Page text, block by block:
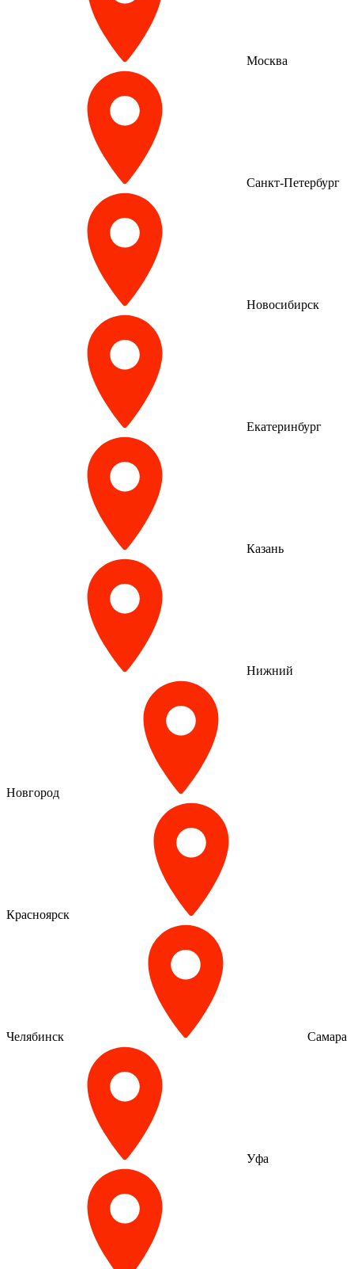
Москва
Санкт-Петербург
Новосибирск
Екатеринбург
Казань
Нижний
Новгород
Красноярск
Челябинск Самара
Уфа